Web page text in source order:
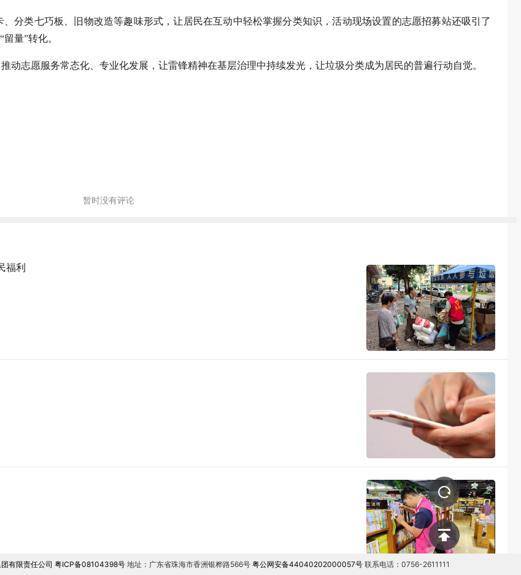
分类七巧板、旧物改造等趣味形式，让居民在互动中轻松掌握分类知识，活动现场设置的志愿招募站还吸引了
量”转化。
动志愿服务常态化、专业化发展，让雷锋精神在基层治理中持续发光，让垃圾分类成为居民的普遍行动自觉。
暂时没有评论
福利
有限责任公司 粤ICP备08104398号地址：广东省珠海市香洲银桦路566号 粤公网安备44040202000057号联系电话：0756-2611111